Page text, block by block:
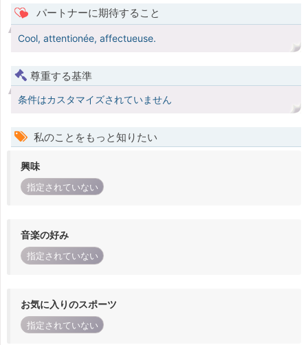
パートナーに期待すること
Cool, attentionée, affectueuse.
尊重する基準
条件はカスタマイズされていません
私のことをもっと知りたい
興味
指定されていない
音楽の好み
指定されていない
お気に入りのスポーツ
指定されていない